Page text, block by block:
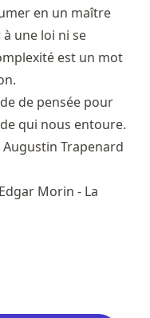
en un maître
une loi ni se
est un mot
de pensée pour
qui nous entoure.
Augustin Trapenard
Morin - La